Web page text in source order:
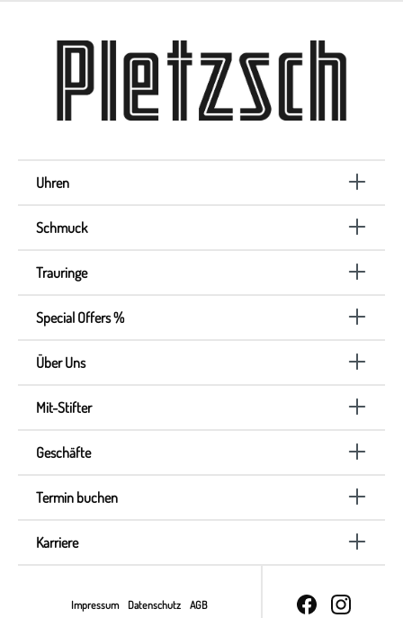
Uhren
Schmuck
Trauringe
Special Offers %
Über Uns
Mit-Stifter
Geschäfte
Termin buchen
Karriere
Impressum Datenschutz AGB